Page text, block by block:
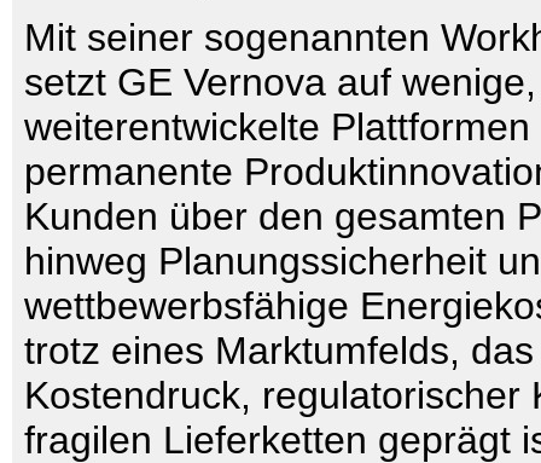
Mit seiner sogenannten
setzt GE Vernova auf
weiterentwickelte
permanente
Kunden über den gesamten
hinweg Planungssicherheit
wettbewerbsfähige
trotz eines Marktumfelds,
Kostendruck, regulatorischer
fragilen Lieferketten geprägt